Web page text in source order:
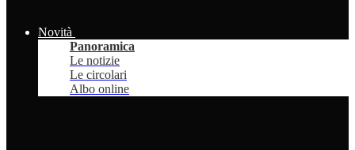
Novità
Panoramica
Le notizie
Le circolari
Albo online